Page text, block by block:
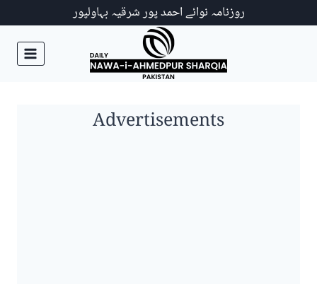
روزنامہ نوائے احمد پور شرقیہ بہاولپور
Advertisements